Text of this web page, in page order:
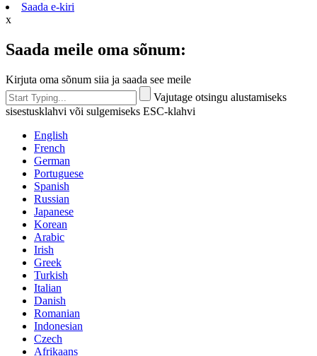
Saada e-kiri
x
Saada meile oma sõnum:
Kirjuta oma sõnum siia ja saada see meile
Vajutage otsingu alustamiseks
sisestusklahvi või sulgemiseks ESC-klahvi
English
French
German
Portuguese
Spanish
Russian
Japanese
Korean
Arabic
Irish
Greek
Turkish
Italian
Danish
Romanian
Indonesian
Czech
Afrikaans